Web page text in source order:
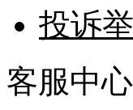
投诉
客服中心